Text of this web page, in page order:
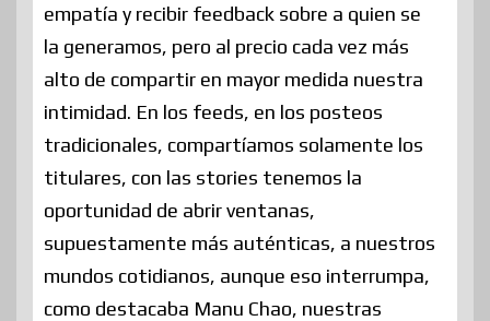
empatía y recibir feedback sobre a quien se
la generamos, pero al precio cada vez más
alto de compartir en mayor medida nuestra
intimidad. En los feeds, en los posteos
tradicionales, compartíamos solamente los
titulares, con las stories tenemos la
oportunidad de abrir ventanas,
supuestamente más auténticas, a nuestros
mundos cotidianos, aunque eso interrumpa,
como destacaba Manu Chao, nuestras